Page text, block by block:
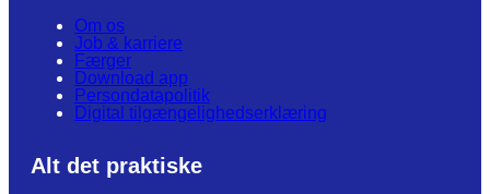
Om os
Job & karriere
Færger
Download app
Persondatapolitik
Digital tilgængelighedserklæring
Alt det praktiske